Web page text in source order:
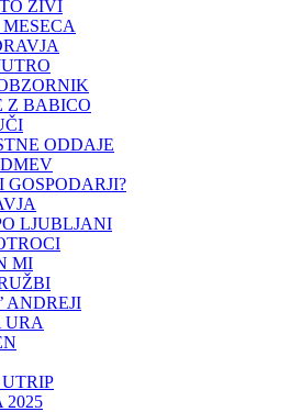
ŽIVI
Z BABICO
ODDAJE
GOSPODARJI?
LJUBLJANI
MI
ANDREJI
URA
2025